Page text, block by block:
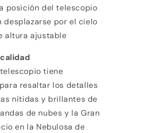
posición del telescopio
desplazarse por el cielo
altura ajustable
tiene
resaltar los detalles
nítidas y brillantes de
de nubes y la Gran
en la Nebulosa de